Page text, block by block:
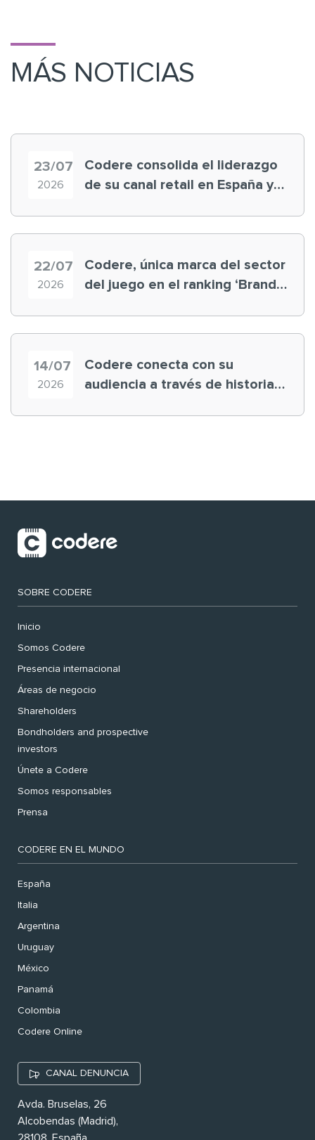
MÁS NOTICIAS
23/07
2026
Codere consolida el liderazgo
de su canal retail en España y
22/07
2026
Codere, única marca del sector
del juego en el ranking ‘Brand
14/07
2026
Codere conecta con su
audiencia a través de historias
SOBRE CODERE
Inicio
Somos Codere
Presencia internacional
Áreas de negocio
Shareholders
Bondholders and prospective
investors
Únete a Codere
Somos responsables
Prensa
CODERE EN EL MUNDO
España
Italia
Argentina
Uruguay
México
Panamá
Colombia
Codere Online
CANAL DENUNCIA
Avda. Bruselas, 26
Alcobendas (Madrid),
28108. España